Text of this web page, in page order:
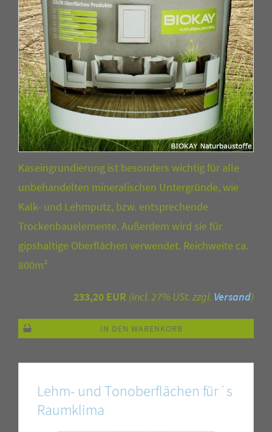
Kaseingrundierung ist besonders wichtig für alle
unbehandelten mineralischen Untergründe, wie
Kalk- und Lehmputz, bzw. entsprechende
Trockenbauelemente. Außerdem wird sie für
gipshaltige Oberflächen verwendet. Reichweite ca.
800m²
233,20 EUR (incl. 27% USt. zzgl. Versand)
IN DEN WARENKORB
Lehm- und Tonoberflächen für´s
Raumklima